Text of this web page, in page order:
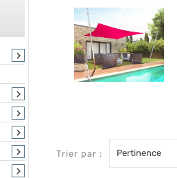






Trier par : Pertinence